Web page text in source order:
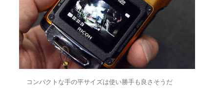
コンパクトな手の平サイズは使い勝手も良さそうだ